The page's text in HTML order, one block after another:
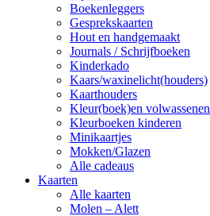
Boekenleggers
Gesprekskaarten
Hout en handgemaakt
Journals / Schrijfboeken
Kinderkado
Kaars/waxinelicht(houders)
Kaarthouders
Kleur(boek)en volwassenen
Kleurboeken kinderen
Minikaartjes
Mokken/Glazen
Alle cadeaus
Kaarten
Alle kaarten
Molen – Alett